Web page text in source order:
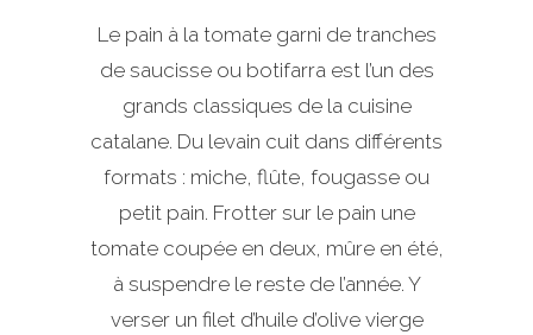
Le pain à la tomate garni de tranches
de saucisse ou botifarra est l’un des
grands classiques de la cuisine
catalane. Du levain cuit dans différents
formats : miche, flûte, fougasse ou
petit pain. Frotter sur le pain une
tomate coupée en deux, mûre en été,
à suspendre le reste de l’année. Y
verser un filet d’huile d’olive vierge